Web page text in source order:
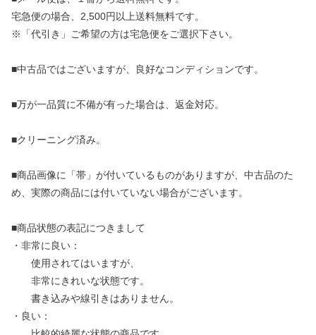
宅急便の場合、2,500円以上送料無料です。
※「代引き」ご希望の方は宅急便をご選択下さい。
■中古品ではございますが、良好なコンディションです。
■万が一品質に不備が有った場合は、返金対応。
■クリーニング済み。
■商品画像に「帯」が付いているものがありますが、中古品のた
め、実際の商品には付いていない場合がございます。
■商品状態の表記につきまして
・非常に良い：
使用されてはいますが、
非常にきれいな状態です。
書き込みや線引きはありません。
・良い：